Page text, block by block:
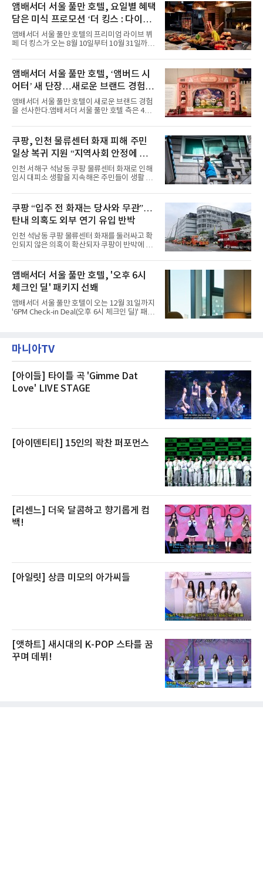
력을 앞세워 매 무대 색다른 볼거리를 선사했다.
특히 화사한 파스텔 톤의 비치웨어부터 청량한
마린룩, 햇살 아래 반짝이는 물결을 연상시키는
스커트, 강렬한 붉은 계열의 스타일링까지 각기
다른 매력을 선보였다. 브브걸은 다채로운 여름
패션을 완벽하게 소화하며 보
앰배서더 서울 풀만 호텔, 요일별 혜택
담은 미식 프로모션 ‘더 킹스 : 다이닝
프리빌리지즈’ 선봬
앰배서더 서울 풀만 호텔의 프리미엄 라이브 뷔
페 더 킹스가 오는 8월 10일부터 10월 31일까지
즈’를 선보인다.앰배서더 서울 풀만 호텔 측은
“요일마다 다른 즐거움과 한층 깊어진 미식의 여
유를 경험할 수 있도록 기획했다”고 밝혔다.먼저
월요일과 화요일에는 한 주의 문을 여는 여유로
운 식사를 테마로 다양한 혜택이 마련된다. 런치
이용 시 성인 5인 이상 사전 예약 고객에게 성인
1인 무료 혜택을 제공하며, 디너 이용 시에는 성
유료 회원 고객을 대상으로 5% 추가 할인 또는
바우처 1매 추가
앰배서더 서울 풀만 호텔, ‘앰버드 시
어터’ 새 단장…새로운 브랜드 경험 선
사
앰배서더 서울 풀만 호텔이 새로운 브랜드 경험
을 선사한다.앰배서더 서울 풀만 호텔 측은 4일
이야기를 담은 인형 극장 콘셉트의 공간 ‘앰버드
시어터(Ambird Theater)’를 새롭게 선보인
다”고 밝혔다.앰배서더 서울 풀만 호텔은 로비
한편에 마련된 앰버드 존을 통해 앰버드의 세계
관을 소개해왔다. 앰버드 존은 앰버드가 우주여
행 중 수집한 다양한 굿즈를 전시한 '앰버드 플래
닛(Ambird Planet)과 계절별 플라워 연출로 사
라 극장을 모티브로 한 데코레이션으로 구성됐
다. 무대 공간 및 티켓 박스
쿠팡, 인천 물류센터 화재 피해 주민
일상 복귀 지원 “지역사회 안정에 총
력”
인천 서해구 석남동 쿠팡 물류센터 화재로 인해
임시 대피소 생활을 지속해온 주민들이 생활 터
필먼트서비스(CFS)가 지난 28일부터 화재 피해
주민을 대상으로 전문 출장 청소서비스 지원에
나섬으로써 본격적인 지역사회 복구 작업이 시
작된 것이다.대피소 주민 중심 청소 접수, 첫날
부터 2가구 지원 완료CFS는 신현초등학교, 신
현북초등학교, 신현여자중학교 등 인천 서해구
관내 임시 대피소 3곳에서 체류해온 화재 피해
민들의 호응 속에 CFS는 즉시 행동에 나섰다. 지
난 28일 오후 전문 청소업체와
쿠팡 “입주 전 화재는 당사와 무관”…
탄내 의혹도 외부 연기 유입 반박
인천 석남동 쿠팡 물류센터 화재를 둘러싸고 확
인되지 않은 의혹이 확산되자 쿠팡이 반박에 나
에 대해서는 외부 화재 연기 유입이라고 설명했
고, 2023년 같은 물류센터에서 발생한 화재에
대해서도 쿠팡 입주 전 공사 과정에서 벌어진 일
이라며 선을 그었다.쿠팡은 21일 인천 물류센터
내부에서 불이 타는 냄새가 났다는 의혹과 관련
해 “사실무근”이라는 입장을 밝혔다.회사 측은
“인근에서 지난 15일 다른 회사에서 발생한 대
것으로 확인됐다”고 설명했다.이어 “정확한 화
재 원인은 추후 조사될
앰배서더 서울 풀만 호텔, '오후 6시
체크인 딜' 패키지 선봬
앰배서더 서울 풀만 호텔이 오는 12월 31일까지
'6PM Check-in Deal(오후 6시 체크인 딜)' 패키
텔 측은 “퇴근 후 또는 주말 도심 속에서 짧지만
온전한 휴식을 원하는 고객들에게 특별한 경험
제큐티브 두 가지 타입으로 구성된다. 디럭스 패
키지는 객실 1박(룸 온리)으로 심플한 호캉스를
즐길 수 있으며, 이그제큐티브 패키지는 객실 1
마니아TV
[아이들] 타이틀 곡 'Gimme Dat
Love' LIVE STAGE
[아이덴티티] 15인의 꽉찬 퍼포먼스
[리센느] 더욱 달콤하고 향기롭게 컴
백!
[아일릿] 상큼 미모의 아가씨들
[앳하트] 새시대의 K-POP 스타를 꿈
꾸며 데뷔!